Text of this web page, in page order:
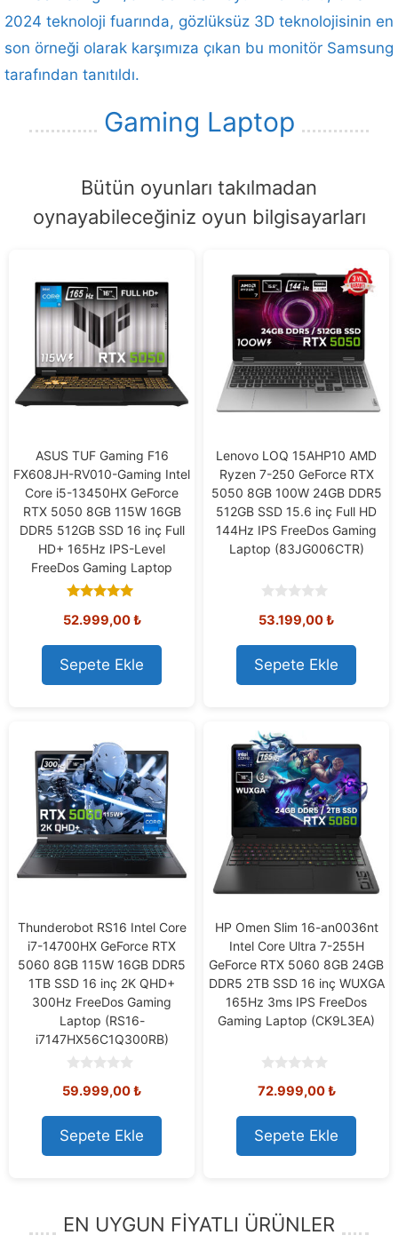
2024 teknoloji fuarında, gözlüksüz 3D teknolojisinin en
son örneği olarak karşımıza çıkan bu monitör Samsung
tarafından tanıtıldı.
Gaming Laptop
Bütün oyunları takılmadan
oynayabileceğiniz oyun bilgisayarları
ASUS TUF Gaming F16
FX608JH-RV010-Gaming Intel
Core i5-13450HX GeForce
RTX 5050 8GB 115W 16GB
DDR5 512GB SSD 16 inç Full
HD+ 165Hz IPS-Level
FreeDos Gaming Laptop
out of 5
52.999,00₺
Sepete Ekle
Lenovo LOQ 15AHP10 AMD
Ryzen 7-250 GeForce RTX
5050 8GB 100W 24GB DDR5
512GB SSD 15.6 inç Full HD
144Hz IPS FreeDos Gaming
Laptop (83JG006CTR)
o
t
o
f
5
53.199,00₺
Sepete Ekle
Thunderobot RS16 Intel Core
i7-14700HX GeForce RTX
5060 8GB 115W 16GB DDR5
1TB SSD 16 inç 2K QHD+
300Hz FreeDos Gaming
Laptop (RS16-
i7147HX56C1Q300RB)
o
t
o
f
5
59.999,00₺
Sepete Ekle
HP Omen Slim 16-an0036nt
Intel Core Ultra 7-255H
GeForce RTX 5060 8GB 24GB
DDR5 2TB SSD 16 inç WUXGA
165Hz 3ms IPS FreeDos
Gaming Laptop (CK9L3EA)
o
t
o
f
5
72.999,00₺
Sepete Ekle
EN UYGUN FİYATLI ÜRÜNLER